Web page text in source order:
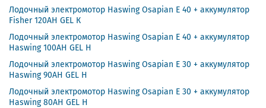
Лодочный электромотор Haswing Osapian E 40 + аккумулятор
Fisher 120AH GEL К
Лодочный электромотор Haswing Osapian E 40 + аккумулятор
Haswing 100AH GEL H
Лодочный электромотор Haswing Osapian E 30 + аккумулятор
Haswing 90AH GEL H
Лодочный электромотор Haswing Osapian E 30 + аккумулятор
Haswing 80AH GEL H